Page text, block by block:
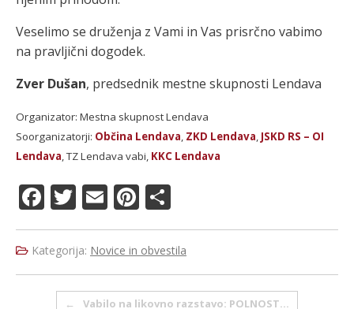
Veselimo se druženja z Vami in Vas prisrčno vabimo
na pravljični dogodek.
Zver Dušan, predsednik mestne skupnosti Lendava
Organizator: Mestna skupnost Lendava
Soorganizatorji: Občina Lendava, ZKD Lendava, JSKD RS – OI
Lendava, TZ Lendava vabi, KKC Lendava
F
a
c
e
b
T
w
it
te
r
E
m
ai
l
Pi
n
te
re
st
h
a
re
Kategorija: Novice in obvestila
Post navigation
← Vabilo na likovno razstavo: POLNOST…